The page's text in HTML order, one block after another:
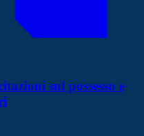
sul possesso e